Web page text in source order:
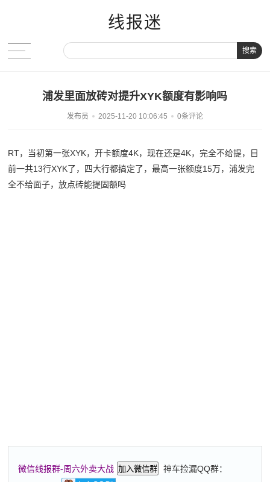
线报迷
搜索
浦发里面放砖对提升XYK额度有影响吗
发布员 2025-11-20 10:06:45 0条评论
RT，当初第一张XYK，开卡额度4K，现在还是4K，完全不给提，目
前一共13行XYK了，四大行都搞定了，最高一张额度15万，浦发完
全不给面子，放点砖能提固额吗
微信线报群-周六外卖大战 加入微信群
神车捡漏QQ群：